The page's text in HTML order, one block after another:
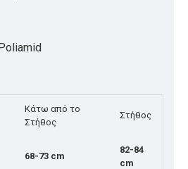
Κάτω από το
Στήθος
Στήθος
68-73 cm
82-84
cm